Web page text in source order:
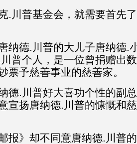
.川普基金会，就需要首先
纳德.川普的大儿子唐纳德.
普个人，是一位曾捐赠出
票予慈善事业的慈善家。
德.川普好大喜功个性的副
宣扬唐纳德.川普的慷慨和
报》却不同意唐纳德.川普